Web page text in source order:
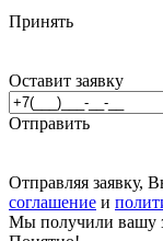
Принять
Оставит заявку
Отправить
Отправляя заявку,
соглашение и
Мы получили вашу